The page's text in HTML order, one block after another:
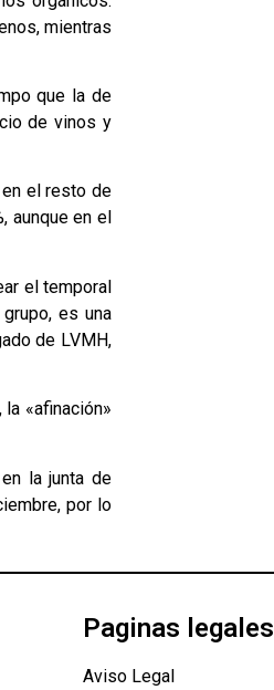
mientras
que la de
de vinos y
en el resto de
aunque en el
el temporal
es una
de LVMH,
«afinación»
la junta de
por lo
Paginas legales
Aviso Legal